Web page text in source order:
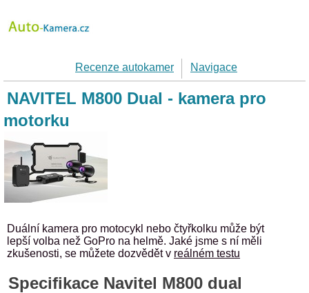
Recenze autokamer Navigace
NAVITEL M800 Dual - kamera pro
motorku
Duální kamera pro motocykl nebo čtyřkolku může být
lepší volba než GoPro na helmě. Jaké jsme s ní měli
zkušenosti, se můžete dozvědět v reálném testu
Specifikace Navitel M800 dual